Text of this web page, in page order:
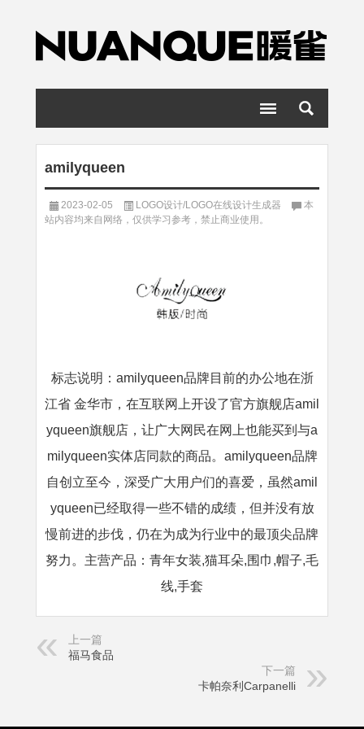
amilyqueen
2023-02-05 LOGO设计/LOGO在线设计生成器
本
站内容均来自网络，仅供学习参考，禁止商业使用。
标志说明：amilyqueen品牌目前的办公地在浙
江省 金华市，在互联网上开设了官方旗舰店amil
yqueen旗舰店，让广大网民在网上也能买到与a
milyqueen实体店同款的商品。amilyqueen品牌
自创立至今，深受广大用户们的喜爱，虽然amil
yqueen已经取得一些不错的成绩，但并没有放
慢前进的步伐，仍在为成为行业中的最顶尖品牌
努力。主营产品：青年女装,猫耳朵,围巾,帽子,毛
线,手套
上一篇
福马食品
下一篇
卡帕奈利Carpanelli